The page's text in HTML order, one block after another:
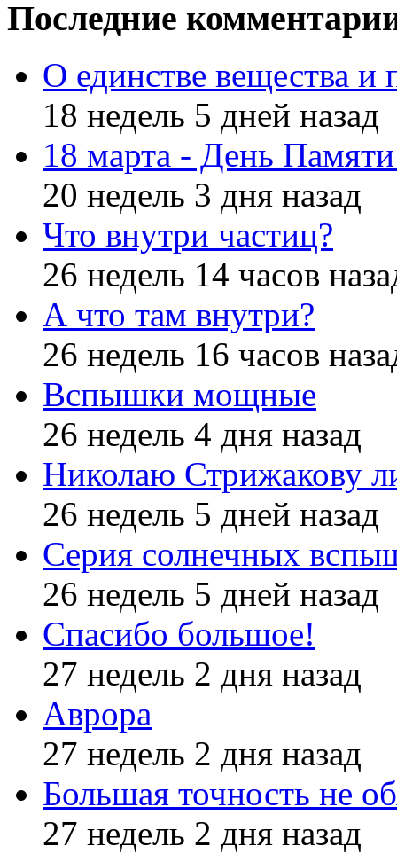
Последние
О единстве вещества и
18 недель 5 дней назад
18 марта - День
20 недель 3 дня назад
Что внутри частиц?
26 недель 14 часов
А что там внутри?
26 недель 16 часов
Вспышки мощные
26 недель 4 дня назад
Николаю Стрижакову
26 недель 5 дней назад
Серия солнечных
26 недель 5 дней назад
Спасибо большое!
27 недель 2 дня назад
Аврора
27 недель 2 дня назад
Большая точность не
27 недель 2 дня назад